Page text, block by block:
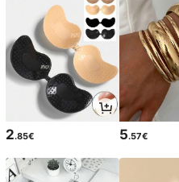
2.85€ 5.57€